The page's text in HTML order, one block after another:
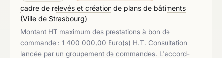
cadre de relevés et création de plans de bâtiments
(Ville de Strasbourg)
Montant HT maximum des prestations à bon de
commande : 1 400 000,00 Euro(s) H.T. Consultation
lancée par un groupement de commandes. L'accord-